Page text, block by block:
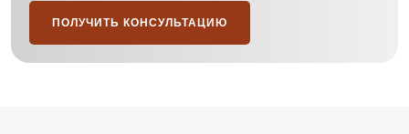
ПОЛУЧИТЬ КОНСУЛЬТАЦИЮ